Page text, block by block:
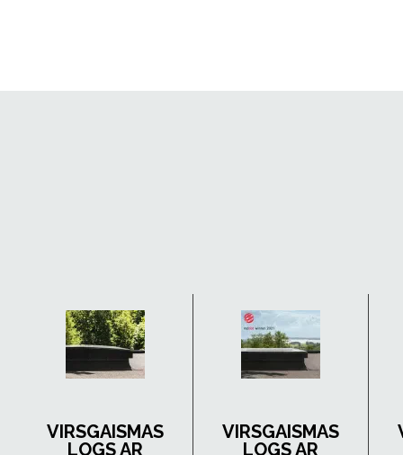
VIRSGAISMAS
LOGS AR
VIRSGAISMAS
LOGS AR